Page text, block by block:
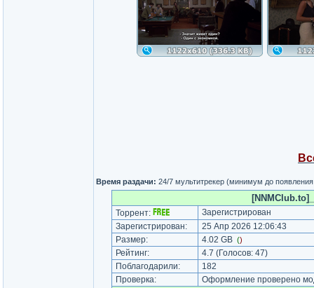
Время раздачи: 24/7 мультитрекер (минимум до
Торрент:
Зарегистрирован
Зарегистрирован:
25 Апр 2026 12:06:43
Размер:
4.02 GB ()
Рейтинг: 4.7 (Голосов: 47)
Поблагодарили:
182
Проверка:
Оформление проверено